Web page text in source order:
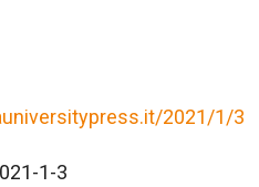
2021/1/3
1-3